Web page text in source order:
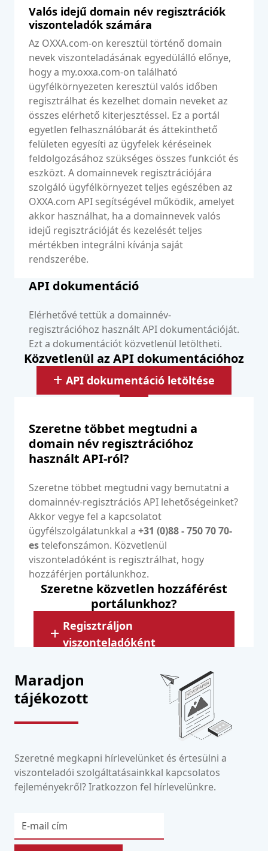
Valós idejű domain név regisztrációk
viszonteladók számára
Az OXXA.com-on keresztül történő domain
nevek viszonteladásának egyedülálló előnye,
hogy a my.oxxa.com-on található
ügyfélkörnyezeten keresztül valós időben
regisztrálhat és kezelhet domain neveket az
összes elérhető kiterjesztéssel. Ez a portál
egyetlen felhasználóbarát és áttekinthető
felületen egyesíti az ügyfelek kéréseinek
feldolgozásához szükséges összes funkciót és
eszközt. A domainnevek regisztrációjára
szolgáló ügyfélkörnyezet teljes egészében az
OXXA.com API segítségével működik, amelyet
akkor használhat, ha a domainnevek valós
idejű regisztrációját és kezelését teljes
mértékben integrálni kívánja saját
rendszerébe.
API dokumentáció
Elérhetővé tettük a domainnév-
regisztrációhoz használt API dokumentációját.
Ezt a dokumentációt közvetlenül letöltheti.
Közvetlenül az API dokumentációhoz
API dokumentáció letöltése
Szeretne többet megtudni a
domain név regisztrációhoz
használt API-ról?
Szeretne többet megtudni vagy bemutatni a
domainnév-regisztrációs API lehetőségeinket?
Akkor vegye fel a kapcsolatot
ügyfélszolgálatunkkal a +31 (0)88 - 750 70 70-
estelefonszámon. Közvetlenül
viszonteladóként is regisztrálhat, hogy
hozzáférjen portálunkhoz.
Szeretne közvetlen hozzáférést
portálunkhoz?
Regisztráljon
viszonteladóként
Maradjon
tájékozott
Szeretné megkapni hírlevelünket és értesülni a
viszonteladói szolgáltatásainkkal kapcsolatos
fejleményekről? Iratkozzon fel hírlevelünkre.